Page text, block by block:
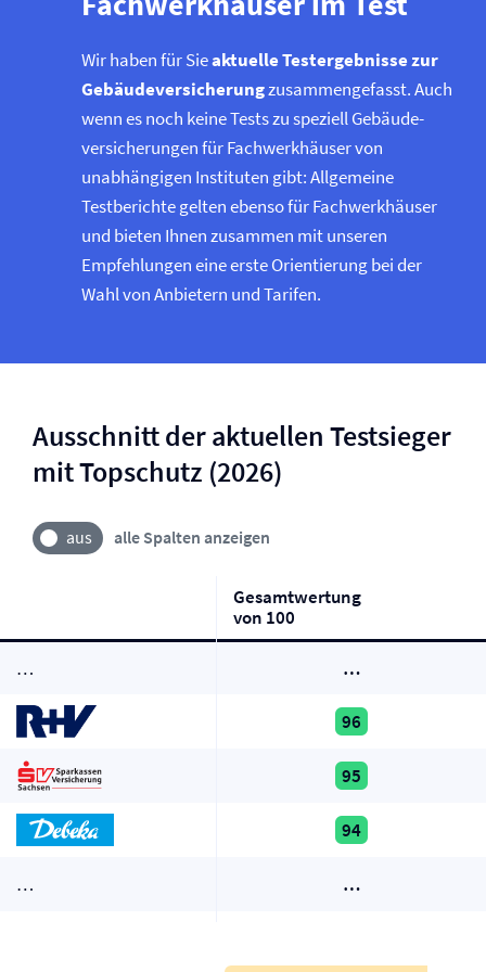
Wir haben für Sieaktuelle Testergebnisse zur
Gebäude­versicherungzusammengefasst. Auch
wenn es noch keine Tests zu speziell Gebäude­
versicherungen für Fachwerkhäuser von
unabhängigen Instituten gibt: Allgemeine
Testberichte gelten ebenso für Fachwerkhäuser
und bieten Ihnen zusammen mit unseren
Empfehlungen eine erste Orientierung bei der
Wahl von Anbietern und Tarifen.
Ausschnitt der aktuellen Testsieger
mit Topschutz (2026)
alle Spalten anzeigen
Gesamtwertung
von 100
… …
96
95
94
… …